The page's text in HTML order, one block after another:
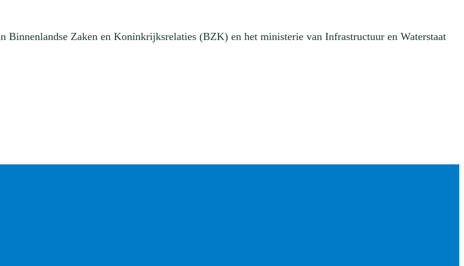
Zaken en Koninkrijksrelaties (BZK) en het ministerie van Infrastructuur en Waterstaat